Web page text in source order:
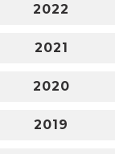
2022
2021
2020
2019